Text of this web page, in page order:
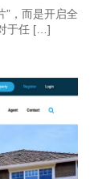
”，而是开启全
于任 […]